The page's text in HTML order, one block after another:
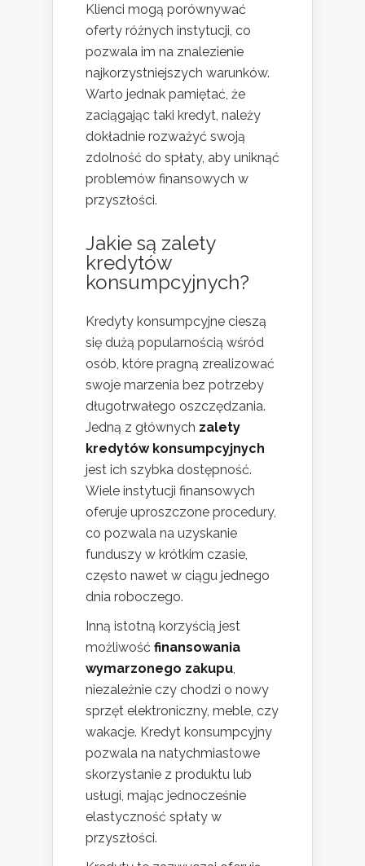
Klienci mogą porównywać
oferty różnych instytucji, co
pozwala im na znalezienie
najkorzystniejszych warunków.
Warto jednak pamiętać, że
zaciągając taki kredyt, należy
dokładnie rozważyć swoją
zdolność do spłaty, aby uniknąć
problemów finansowych w
przyszłości.
Jakie są zalety
kredytów
konsumpcyjnych?
Kredyty konsumpcyjne cieszą
się dużą popularnością wśród
osób, które pragną zrealizować
swoje marzenia bez potrzeby
długotrwałego oszczędzania.
Jedną z głównych zalety
kredytów konsumpcyjnych
jest ich szybka dostępność.
Wiele instytucji finansowych
oferuje uproszczone procedury,
co pozwala na uzyskanie
funduszy w krótkim czasie,
często nawet w ciągu jednego
dnia roboczego.
Inną istotną korzyścią jest
możliwość finansowania
wymarzonego zakupu
niezależnie czy chodzi o nowy
sprzęt elektroniczny, meble, czy
wakacje. Kredyt konsumpcyjny
pozwala na natychmiastowe
skorzystanie z produktu lub
usługi, mając jednocześnie
elastyczność spłaty w
przyszłości.